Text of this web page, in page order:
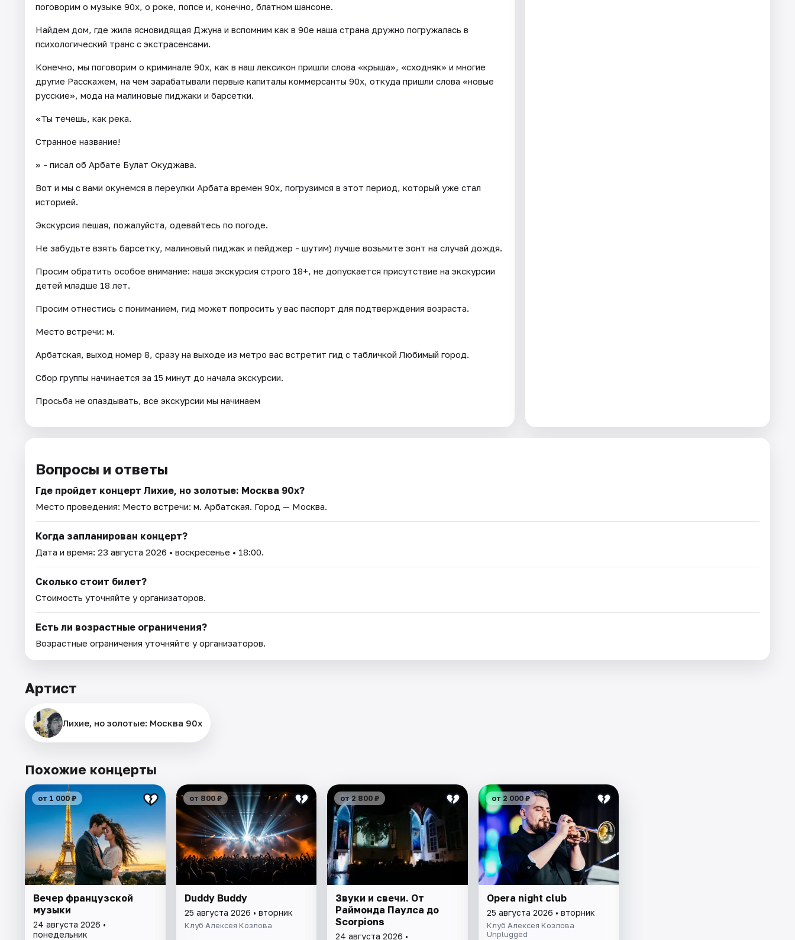
поговорим о музыке 90х, о роке, попсе и, конечно, блатном шансоне.
Найдем дом, где жила ясновидящая Джуна и вспомним как в 90е наша страна дружно погружалась в
психологический транс с экстрасенсами.
Конечно, мы поговорим о криминале 90х, как в наш лексикон пришли слова «крыша», «сходняк» и многие
другие Расскажем, на чем зарабатывали первые капиталы коммерсанты 90х, откуда пришли слова «новые
русские», мода на малиновые пиджаки и барсетки.
«Ты течешь, как река.
Странное название!
» - писал об Арбате Булат Окуджава.
Вот и мы с вами окунемся в переулки Арбата времен 90х, погрузимся в этот период, который уже стал
историей.
Экскурсия пешая, пожалуйста, одевайтесь по погоде.
Не забудьте взять барсетку, малиновый пиджак и пейджер - шутим) лучше возьмите зонт на случай дождя.
Просим обратить особое внимание: наша экскурсия строго 18+, не допускается присутствие на экскурсии
детей младше 18 лет.
Просим отнестись с пониманием, гид может попросить у вас паспорт для подтверждения возраста.
Место встречи: м.
Арбатская, выход номер 8, сразу на выходе из метро вас встретит гид с табличкой Любимый город.
Сбор группы начинается за 15 минут до начала экскурсии.
Просьба не опаздывать, все экскурсии мы начинаем
Вопросы и ответы
Где пройдет концерт Лихие, но золотые: Москва 90х?
Место проведения: Место встречи: м. Арбатская. Город — Москва.
Когда запланирован концерт?
Дата и время: 23 августа 2026 • воскресенье • 18:00.
Сколько стоит билет?
Стоимость уточняйте у организаторов.
Есть ли возрастные ограничения?
Возрастные ограничения уточняйте у организаторов.
Артист
Лихие, но золотые: Москва 90х
Похожие концерты
от 1 000 ₽
Вечер французской
музыки
24 августа 2026 •
понедельник
от 800 ₽
Duddy Buddy
25 августа 2026 • вторник
Клуб Алексея Козлова
от 2 800 ₽
Звуки и свечи. От
Раймонда Паулса до
Scorpions
24 августа 2026 •
от 2 000 ₽
Opera night club
25 августа 2026 • вторник
Клуб Алексея Козлова
Unplugged